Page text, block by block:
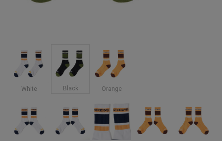
White Black Orange